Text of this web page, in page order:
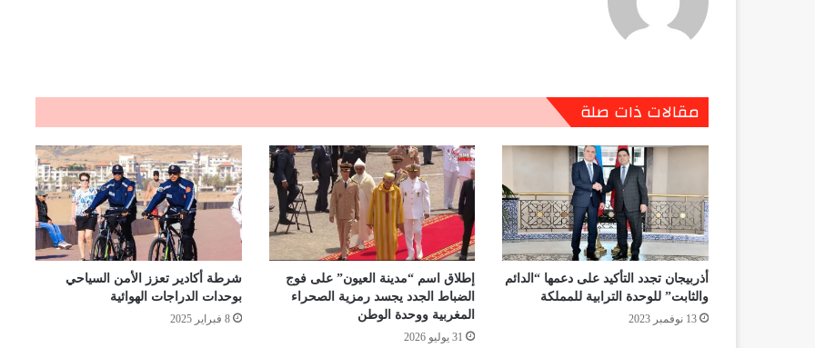
مقالات ذات صلة
أذربيجان تجدد التأكيد على دعمها “الدائم
والثابت” للوحدة الترابية للمملكة
13 نوفمبر 2023
إطلاق اسم “مدينة العيون” على فوج
الضباط الجدد يجسد رمزية الصحراء
المغربية ووحدة الوطن
31 يوليو 2026
شرطة أكادير تعزز الأمن السياحي
بوحدات الدراجات الهوائية
8 فبراير 2025